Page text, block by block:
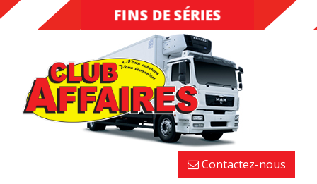
DESTOCKAGE
FINS DE SÉRIES
Contactez-nous